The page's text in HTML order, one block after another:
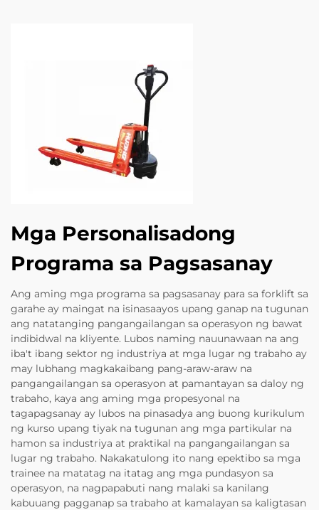
Mga Personalisadong
Programa sa Pagsasanay
Ang aming mga programa sa pagsasanay para sa forklift sa
garahe ay maingat na isinasaayos upang ganap na tugunan
ang natatanging pangangailangan sa operasyon ng bawat
indibidwal na kliyente. Lubos naming nauunawaan na ang
iba't ibang sektor ng industriya at mga lugar ng trabaho ay
may lubhang magkakaibang pang-araw-araw na
pangangailangan sa operasyon at pamantayan sa daloy ng
trabaho, kaya ang aming mga propesyonal na
tagapagsanay ay lubos na pinasadya ang buong kurikulum
ng kurso upang tiyak na tugunan ang mga partikular na
hamon sa industriya at praktikal na pangangailangan sa
lugar ng trabaho. Nakakatulong ito nang epektibo sa mga
trainee na matatag na itatag ang mga pundasyon sa
operasyon, na nagpapabuti nang malaki sa kanilang
kabuuang pagganap sa trabaho at kamalayan sa kaligtasan